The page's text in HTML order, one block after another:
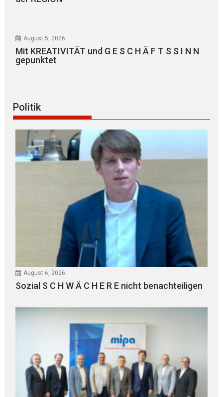
August 5, 2026
Mit KREATIVITÄT und G E S C H Ä F T S S I N N
gepunktet
Politik
August 6, 2026
Sozial S C H W Ä C H E R E nicht benachteiligen